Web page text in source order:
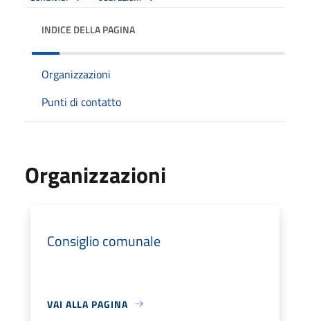
INDICE DELLA PAGINA
Organizzazioni
Punti di contatto
Organizzazioni
Consiglio comunale
VAI ALLA PAGINA